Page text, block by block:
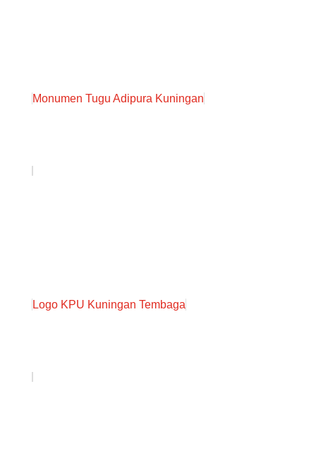
Monumen Tugu Adipura Kuningan
Logo KPU Kuningan Tembaga